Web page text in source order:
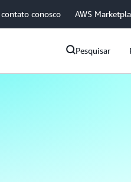
conosco AWS
Pesquisar